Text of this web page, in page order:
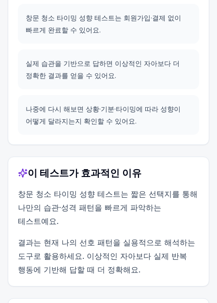
창문 청소 타이밍 성향 테스트는 회원가입·결제 없이
빠르게 완료할 수 있어요.
실제 습관을 기반으로 답하면 이상적인 자아보다 더
정확한 결과를 얻을 수 있어요.
나중에 다시 해보면 상황·기분·타이밍에 따라 성향이
어떻게 달라지는지 확인할 수 있어요.
이 테스트가 효과적인 이유
창문 청소 타이밍 성향 테스트는 짧은 선택지를 통해
나만의 습관·성격 패턴을 빠르게 파악하는
테스트예요.
결과는 현재 나의 선호 패턴을 실용적으로 해석하는
도구로 활용하세요. 이상적인 자아보다 실제 반복
행동에 기반해 답할 때 더 정확해요.